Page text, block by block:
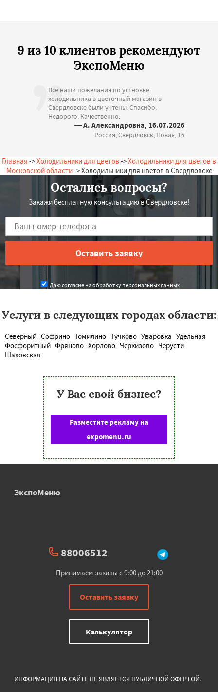
9 из 10 клиентов рекомендуют
ЭкспоМеню
Все наши пожелания по устновке
холодильника в цветочный магазин в
Свердловске были учтены. Спасибо.
Недорого. Качественно.
— А. Александровна, 16.07.2026
Россия, Свердловск, Новая, 16
Главная ->Холодильники для цветов ->Холодильники для цветов в
Московской области-> Холодильники для цветов в Свердловске
Остались вопросы?
Закажи бесплатную консультацию в Свердловске!
Даю согласие на обработку персональных данных
Услуги в следующих городах области:
Северный Софрино Томилино Тучково Уваровка Удельная
Фосфоритный Фряново Хорлово Черкизово Черусти
Шаховская
У Вас свой бизнес?
Разместите рекламу на
expomenu.ru
ЭкспоМеню
88006512
Принимаем заказы с 9:00 до 21:00
Оставить заявку
Калькулятор
ИНФОРМАЦИЯ НА САЙТЕ НЕ ЯВЛЯЕТСЯ ПУБЛИЧНОЙ ОФЕРТОЙ.